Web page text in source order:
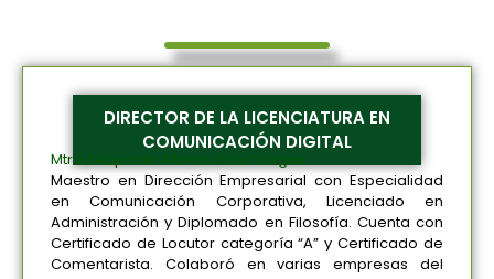
DIRECTOR DE LA LICENCIATURA EN
COMUNICACIÓN DIGITAL
Mtro. Leopoldo Alberto Brito Vargas
Maestro en Dirección Empresarial con Especialidad
en Comunicación Corporativa, Licenciado en
Administración y Diplomado en Filosofía. Cuenta con
Certificado de Locutor categoría “A” y Certificado de
Comentarista. Colaboró en varias empresas del